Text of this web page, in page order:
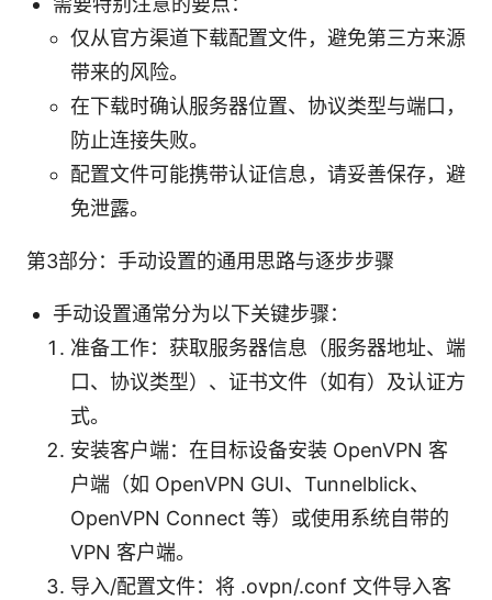
仅从官方渠道下载配置文件，避免第三方来源
带来的风险。
在下载时确认服务器位置、协议类型与端口，
防止连接失败。
配置文件可能携带认证信息，请妥善保存，避
免泄露。
第3部分：手动设置的通用思路与逐步步骤
手动设置通常分为以下关键步骤：
准备工作：获取服务器信息（服务器地址、端
口、协议类型）、证书文件（如有）及认证方
式。
安装客户端：在目标设备安装 OpenVPN 客
户端（如 OpenVPN GUI、Tunnelblick、
OpenVPN Connect 等）或使用系统自带的
VPN 客户端。
导入/配置文件：将 .ovpn/.conf 文件导入客